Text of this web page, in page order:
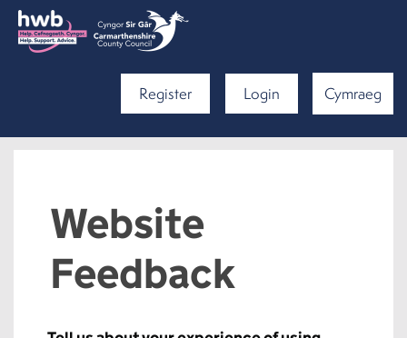
Register Login Cymraeg